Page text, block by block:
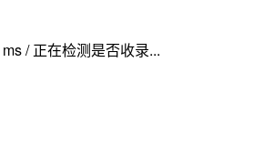
/ 正在检测是否收录...